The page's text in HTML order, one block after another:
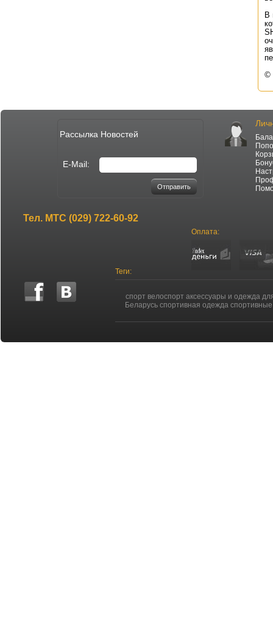
В
©
Рассылка Новостей
E-Mail:
Отправить
Тел. МТС (029) 722-60-92
Оплата:
Теги:
спорт велоспорт аксессуары и одежда
Беларусь спортивная одежда